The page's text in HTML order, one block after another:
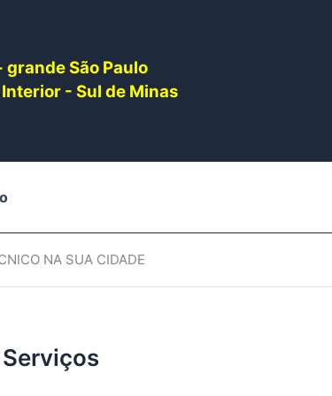
grande São Paulo
- Sul de Minas
NA SUA CIDADE
Serviços